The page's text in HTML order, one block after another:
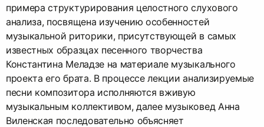
примера структурирования целостного слухового
анализа, посвящена изучению особенностей
музыкальной риторики, присутствующей в самых
известных образцах песенного творчества
Константина Меладзе на материале музыкального
проекта его брата. В процессе лекции анализируемые
песни композитора исполняются вживую
музыкальным коллективом, далее музыковед Анна
Виленская последовательно объясняет